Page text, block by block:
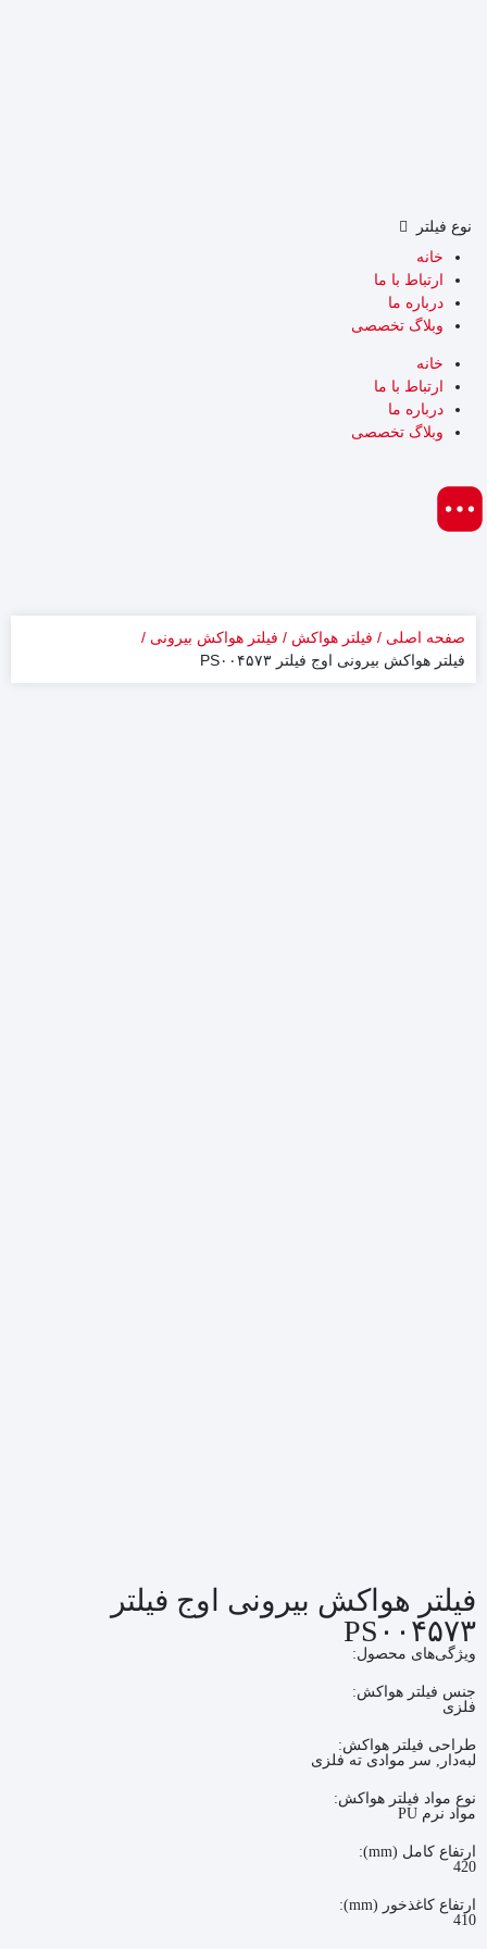
نوع فیلتر
خانه
ارتباط با ما
درباره ما
وبلاگ تخصصی
خانه
ارتباط با ما
درباره ما
وبلاگ تخصصی
صفحه اصلی فیلتر هواکش
فیلتر هواکش بیرونی
فیلتر هواکش بیرونی اوج فیلتر PS۰۰۴۵۷۳
فیلتر هواکش بیرونی اوج فیلتر
PS۰۰۴۵۷۳
ویژگی‌های محصول:
جنس فیلتر هواکش:
فلزی
طراحی فیلتر هواکش:
لبه‌دار, سر موادی ته فلزی
نوع مواد فیلتر هواکش:
مواد نرم PU
ارتفاع کامل (mm):
420
ارتفاع کاغذخور (mm):
410